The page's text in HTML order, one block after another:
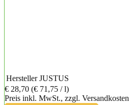
Hersteller JUSTUS
€ 28,70 (€ 71,75 / l)
Preis inkl. MwSt., zzgl. Versandkosten